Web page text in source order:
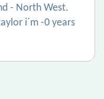
- North West.
i´m -0 years